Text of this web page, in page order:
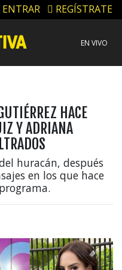
ENTRAR REGÍSTRATE
EN VIVO
HACE
Y ADRIANA
huracán, después
en los que hace